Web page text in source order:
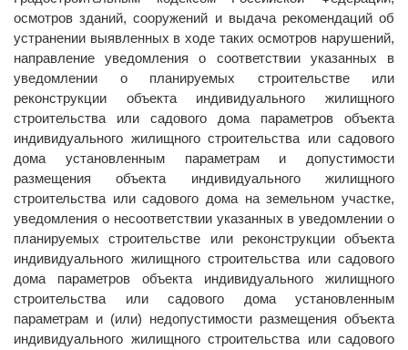
осмотров зданий, сооружений и выдача рекомендаций об
устранении выявленных в ходе таких осмотров нарушений,
направление уведомления о соответствии указанных в
уведомлении о планируемых строительстве или
реконструкции объекта индивидуального жилищного
строительства или садового дома параметров объекта
индивидуального жилищного строительства или садового
дома установленным параметрам и допустимости
размещения объекта индивидуального жилищного
строительства или садового дома на земельном участке,
уведомления о несоответствии указанных в уведомлении о
планируемых строительстве или реконструкции объекта
индивидуального жилищного строительства или садового
дома параметров объекта индивидуального жилищного
строительства или садового дома установленным
параметрам и (или) недопустимости размещения объекта
индивидуального жилищного строительства или садового